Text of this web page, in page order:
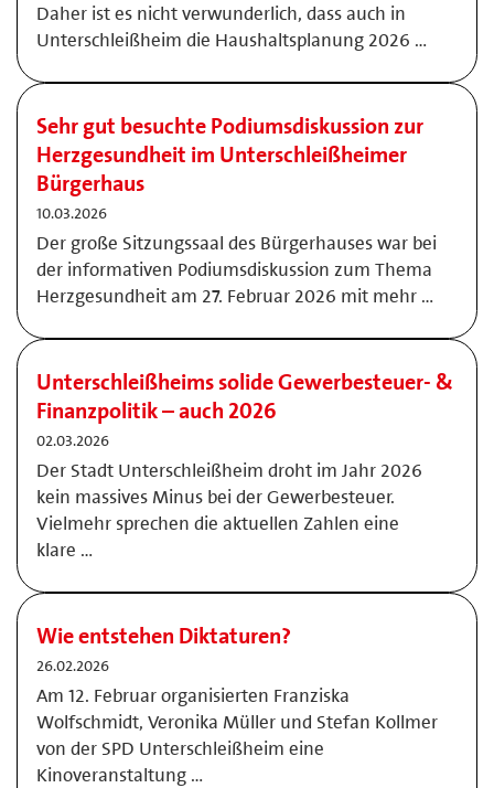
Daher ist es nicht verwunderlich, dass auch in
Unterschleißheim die Haushaltsplanung 2026 …
Sehr gut besuchte Podiumsdiskussion zur
Herzgesundheit im Unterschleißheimer
Bürgerhaus
10.03.2026
Der große Sitzungssaal des Bürgerhauses war bei
der informativen Podiumsdiskussion zum Thema
Herzgesundheit am 27. Februar 2026 mit mehr …
Unterschleißheims solide Gewerbesteuer- &
Finanzpolitik – auch 2026
02.03.2026
Der Stadt Unterschleißheim droht im Jahr 2026
kein massives Minus bei der Gewerbesteuer.
Vielmehr sprechen die aktuellen Zahlen eine
klare …
Wie entstehen Diktaturen?
26.02.2026
Am 12. Februar organisierten Franziska
Wolfschmidt, Veronika Müller und Stefan Kollmer
von der SPD Unterschleißheim eine
Kinoveranstaltung …